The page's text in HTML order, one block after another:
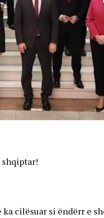
cilësuar si ëndërr e